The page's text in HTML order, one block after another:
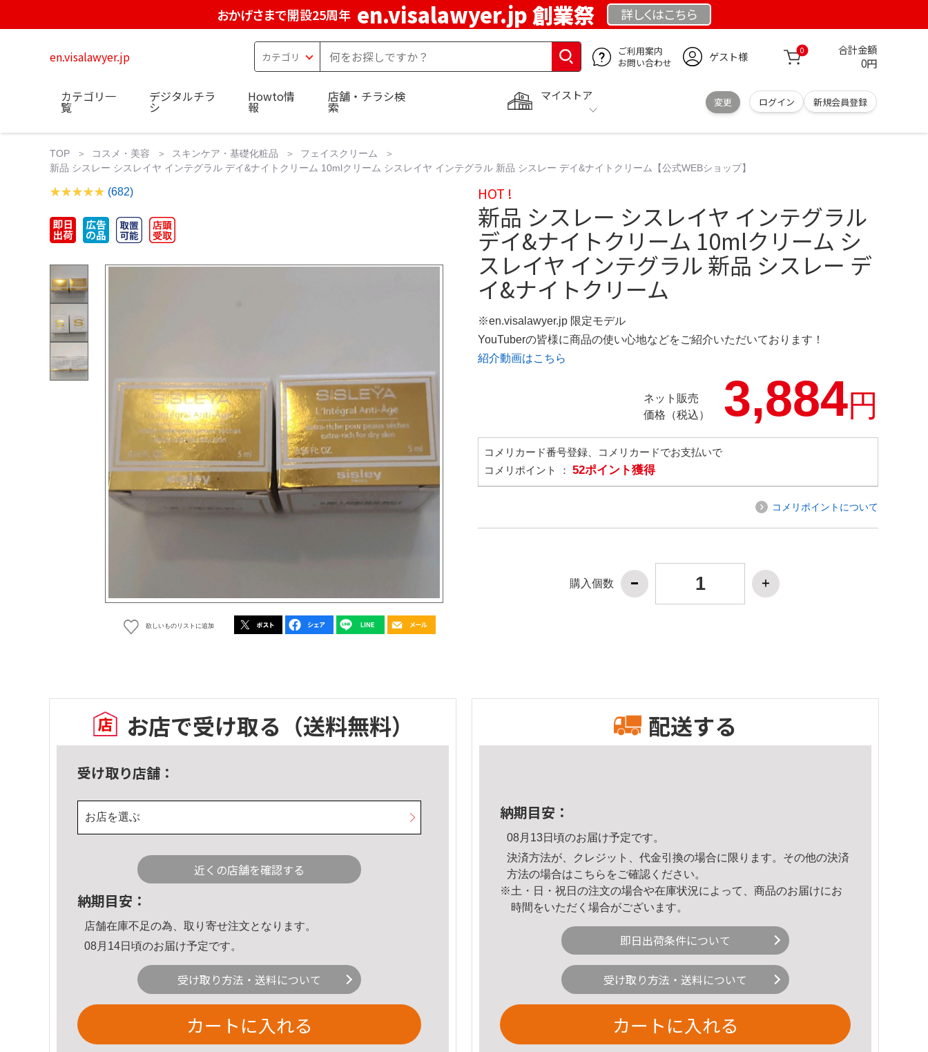
おかげさまで開設25周年 en.visalawyer.jp 創業祭 詳しくはこちら
en.visalawyer.jp
ご利用案内
お問い合わせ
ゲスト様 0 合計金額
0円
マイストア
変更 ログイン 新規会員登録
カテゴリ一
覧
デジタルチラ
シ
Howto情
報
店舗・チラシ検
索
TOP コスメ・美容 スキンケア・基礎化粧品
フェイスクリーム
新品 シスレー シスレイヤ インテグラル デイ&ナイトクリーム 10mlクリーム シスレイヤ インテグラル 新品 シスレー デイ&ナイトクリーム【公式WEBショップ】
(682)
欲しいものリストに追加
HOT !
新品 シスレー シスレイヤ インテグラル
デイ&ナイトクリーム 10mlクリーム シ
スレイヤ インテグラル 新品 シスレー デ
イ&ナイトクリーム
※en.visalawyer.jp 限定モデル
YouTuberの皆様に商品の使い心地などをご紹介いただいております！
紹介動画はこちら
ネット販売
価格（税込）
3,884円
コメリカード番号登録、コメリカードでお支払いで
コメリポイント ： 52ポイント獲得
コメリポイントについて
購入個数
お店で受け取る （送料無料）
受け取り店舗：
お店を選ぶ
近くの店舗を確認する
納期目安：
店舗在庫不足の為、取り寄せ注文となります。
08月14日頃のお届け予定です。
受け取り方法・送料について
カートに入れる
配送する
納期目安：
08月13日頃のお届け予定です。
決済方法が、クレジット、代金引換の場合に限ります。その他の決済
方法の場合はこちら をご確認ください。
※土・日・祝日の注文の場合や在庫状況によって、商品のお届けにお
時間をいただく場合がございます。
即日出荷条件について
受け取り方法・送料について
カートに入れる